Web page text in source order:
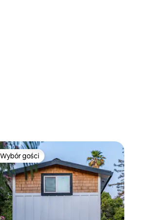
z kategorii Wybór gości
Wybór gości